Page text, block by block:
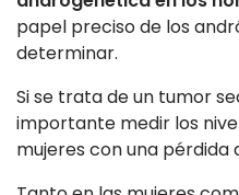
papel preciso de los
determinar.
Si se trata de un tumor
importante medir los
mujeres con una pérdida